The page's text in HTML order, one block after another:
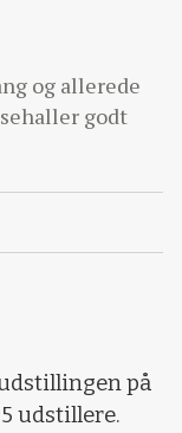
og allerede
godt
på
udstillere.